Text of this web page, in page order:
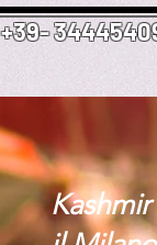
+39-